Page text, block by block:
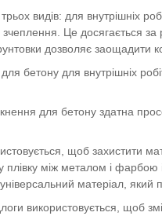
видів: для внутрішніх
Це досягається
дозволяє заощадити
бетону для внутрішніх
для бетону здатна
щоб захистити
між металом і фарбою
матеріал, який
використовується,